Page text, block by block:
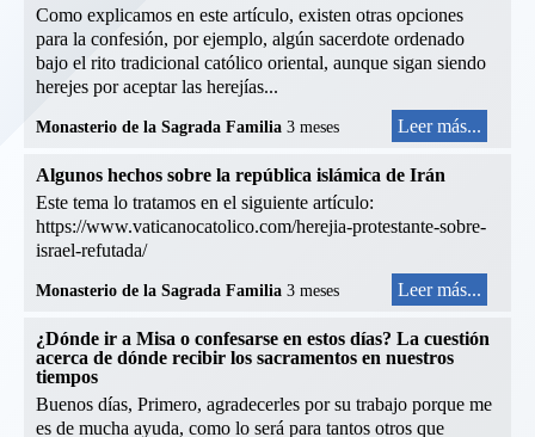
Como explicamos en este artículo, existen otras opciones
para la confesión, por ejemplo, algún sacerdote ordenado
bajo el rito tradicional católico oriental, aunque sigan siendo
herejes por aceptar las herejías...
Monasterio de la Sagrada Familia 3 meses Leer más...
Algunos hechos sobre la república islámica de Irán
Este tema lo tratamos en el siguiente artículo:
https://www.vaticanocatolico.com/herejia-protestante-sobre-
israel-refutada/
Monasterio de la Sagrada Familia 3 meses Leer más...
¿Dónde ir a Misa o confesarse en estos días? La cuestión
acerca de dónde recibir los sacramentos en nuestros
tiempos
Buenos días, Primero, agradecerles por su trabajo porque me
es de mucha ayuda, como lo será para tantos otros que